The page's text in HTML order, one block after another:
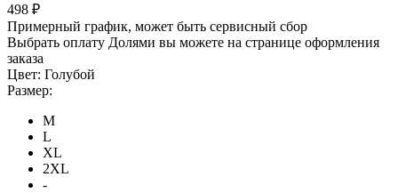
498 ₽
Примерный график, может быть сервисный сбор
Выбрать оплату Долями вы можете на странице оформления
заказа
Цвет: Голубой
Размер:
M
L
XL
2XL
-